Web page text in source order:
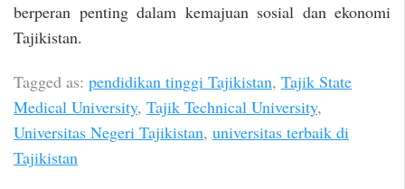
berperan penting dalam kemajuan sosial dan ekonomi
Tajikistan.
Tagged as: pendidikan tinggi Tajikistan, Tajik State
Medical University, Tajik Technical University,
Universitas Negeri Tajikistan, universitas terbaik di
Tajikistan